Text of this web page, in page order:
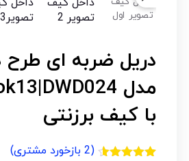
دریل ضربه ای طرح
با کیف برزنتی
(
2 بازخورد مشتری)